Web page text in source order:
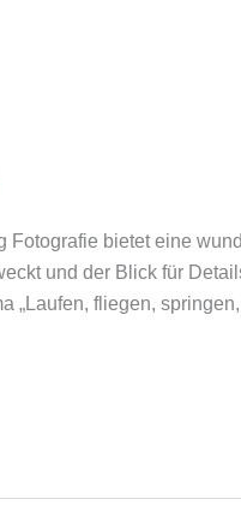
bietet eine
und der Blick für
„Laufen, fliegen,